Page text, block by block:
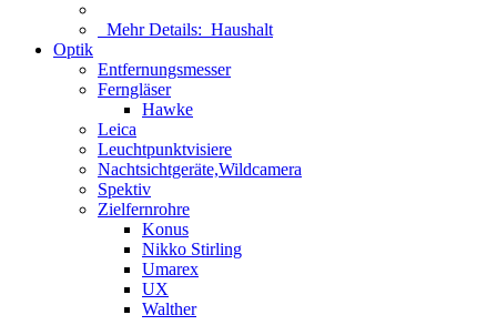
Mehr Details: Haushalt
Optik
Entfernungsmesser
Ferngläser
Hawke
Leica
Leuchtpunktvisiere
Nachtsichtgeräte,Wildcamera
Spektiv
Zielfernrohre
Konus
Nikko Stirling
Umarex
UX
Walther